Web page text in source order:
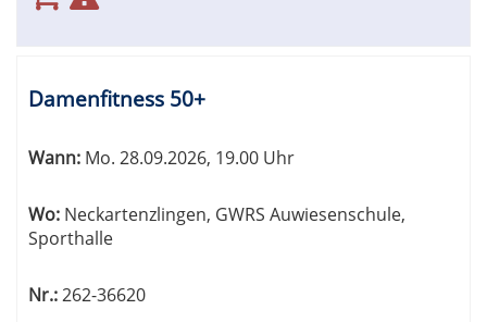
Damenfitness 50+
Wann: Mo. 28.09.2026, 19.00 Uhr
Wo: Neckartenzlingen, GWRS Auwiesenschule,
Sporthalle
Nr.:262-36620